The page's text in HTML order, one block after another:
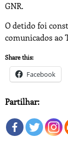
GNR.
O detido foi
comunicados ao
Share this:
Facebook
Partilhar: